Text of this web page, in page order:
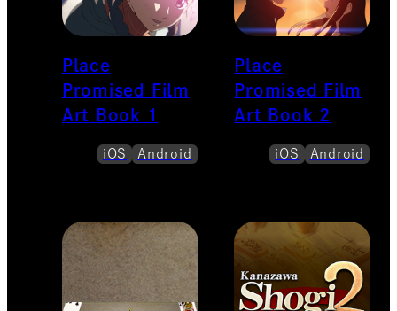
Place
Promised Film
Art Book 1
iOS Android
Place
Promised Film
Art Book 2
iOS Android